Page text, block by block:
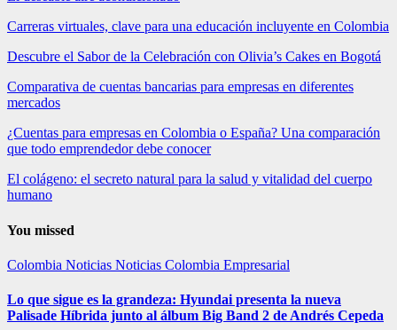
Carreras virtuales, clave para una educación incluyente en Colombia
Descubre el Sabor de la Celebración con Olivia’s Cakes en Bogotá
Comparativa de cuentas bancarias para empresas en diferentes
mercados
¿Cuentas para empresas en Colombia o España? Una comparación
que todo emprendedor debe conocer
El colágeno: el secreto natural para la salud y vitalidad del cuerpo
humano
You missed
Colombia Noticias Noticias Colombia Empresarial
Lo que sigue es la grandeza: Hyundai presenta la nueva
Palisade Híbrida junto al álbum Big Band 2 de Andrés Cepeda